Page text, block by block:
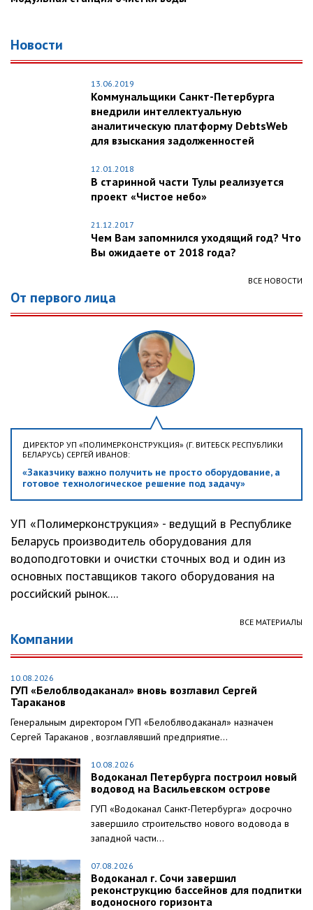
Новости
13.06.2019
Коммунальщики Санкт-Петербурга
внедрили интеллектуальную
аналитическую платформу DebtsWeb
для взыскания задолженностей
12.01.2018
В старинной части Тулы реализуется
проект «Чистое небо»
21.12.2017
Чем Вам запомнился уходящий год? Что
Вы ожидаете от 2018 года?
ВСЕ НОВОСТИ
От первого лица
ДИРЕКТОР УП «ПОЛИМЕРКОНСТРУКЦИЯ» (Г. ВИТЕБСК РЕСПУБЛИКИ
БЕЛАРУСЬ) СЕРГЕЙ ИВАНОВ:
«Заказчику важно получить не просто оборудование, а
готовое технологическое решение под задачу»
УП «Полимерконструкция» - ведущий в Республике
Беларусь производитель оборудования для
водоподготовки и очистки сточных вод и один из
основных поставщиков такого оборудования на
российский рынок....
ВСЕ МАТЕРИАЛЫ
Компании
10.08.2026
ГУП «Белоблводаканал» вновь возглавил Сергей
Тараканов
Генеральным директором ГУП «Белоблводаканал» назначен
Сергей Тараканов , возглавлявший предприятие...
10.08.2026
Водоканал Петербурга построил новый
водовод на Васильевском острове
ГУП «Водоканал Санкт-Петербурга» досрочно
завершило строительство нового водовода в
западной части...
07.08.2026
Водоканал г. Сочи завершил
реконструкцию бассейнов для подпитки
водоносного горизонта